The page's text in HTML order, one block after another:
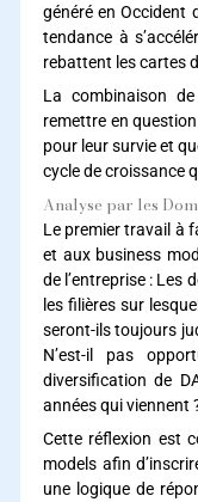
généré en Occident
tendance à
rebattent les cartes
La combinaison
remettre en
pour leur survie et
cycle de croissance
Analyse par les
Le premier travail à
et aux business
de l’entreprise : Les
les filières sur
seront-ils toujours
N’est-il pas
diversification de
années qui viennent
Cette réflexion est
models afin
une logique de